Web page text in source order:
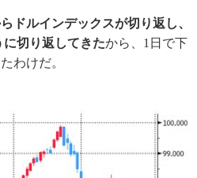
ドルインデックスが切り返し、
切り返してきたから、1日で下
わけだ。